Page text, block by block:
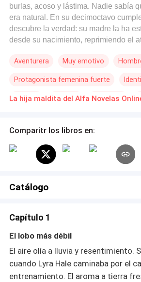
burlas, acoso y lástima. Nadie sabía
era natural. En su decimoctavo
descubre la verdad: su madre la ha
desde su nacimiento, reprimiendo el
transformación se convierte en una
madre. Desterrada por el Alfa, Lyra
con solo un extraño collar: el último
Su linaje oculta un antiguo secreto. Su
poderosa de lo que nadie puede
las manadas quieren su sangre.
enemigo de su padre— podría ser el
Aventurera Muy emotivo
Protagonista femenina fuerte
Rebelde Traición Venganza
Comparitr los libros en:
Catálogo
Capítulo 1
El lobo más débil
El aire olía a lluvia y resentimiento.
cuando Lyra Hale caminaba por el
entrenamiento. El aroma a tierra